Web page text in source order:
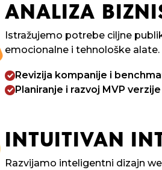
ANALIZA
Istražujemo potrebe ciljne
emocionalne i tehnološke alate.
Revizija kompanije i
Planiranje i razvoj MVP verzije
INTUITIVAN
Razvijamo inteligentni dizajn